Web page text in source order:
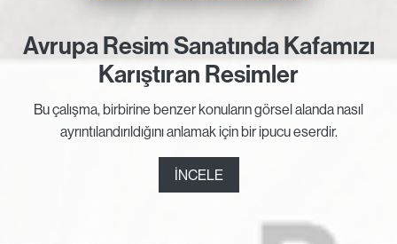
Avrupa Resim Sanatında Kafamızı
Karıştıran Resimler
Bu çalışma, birbirine benzer konuların görsel alanda nasıl
ayrıntılandırıldığını anlamak için bir ipucu eserdir.
İNCELE